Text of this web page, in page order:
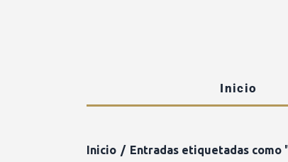
Inicio
Inicio
Entradas etiquetadas como